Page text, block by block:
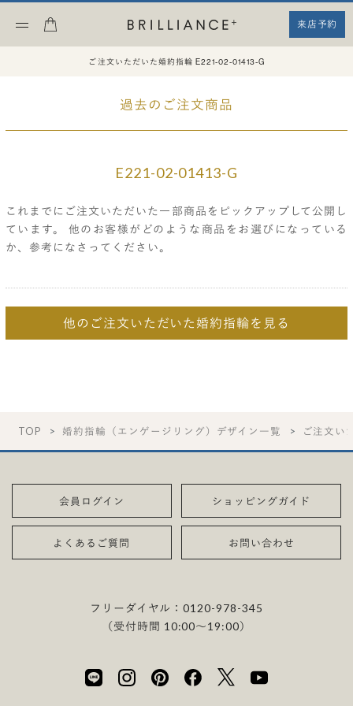
来店予約
ご注文いただいた婚約指輪 E221-02-01413-G
過去のご注文商品
E221-02-01413-G
これまでにご注文いただいた一部商品をピックアップして公開し
ています。
他のお客様がどのような商品をお選びになっている
か、参考になさってください。
他のご注文いただいた婚約指輪を見る
TOP 婚約指輪（エンゲージリング）デザイン一覧 ご注文い
会員ログイン ショッピングガイド
よくあるご質問 お問い合わせ
フリーダイヤル：0120-978-345
（受付時間 10:00〜19:00）